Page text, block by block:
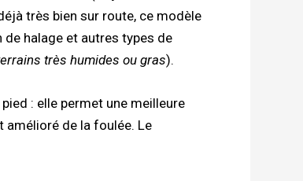
très bien sur route, ce modèle
halage et autres types de
très humides ou gras).
pied : elle permet une meilleure
de la foulée. Le